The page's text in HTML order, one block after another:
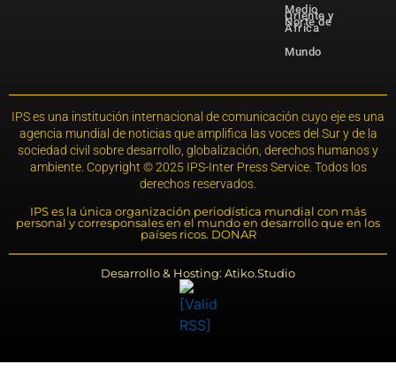
Medio
Oriente y
Norte de
África
Mundo
IPS es una institución internacional de comunicación cuyo eje es una
agencia mundial de noticias que amplifica las voces del Sur y de la
sociedad civil sobre desarrollo, globalización, derechos humanos y
ambiente. Copyright © 2025 IPS-Inter Press Service. Todos los
derechos reservados.
IPS es la única organización periodística mundial con más
personal y corresponsales en el mundo en desarrollo que en los
países ricos. DONAR
Desarrollo & Hosting: Atiko.Studio